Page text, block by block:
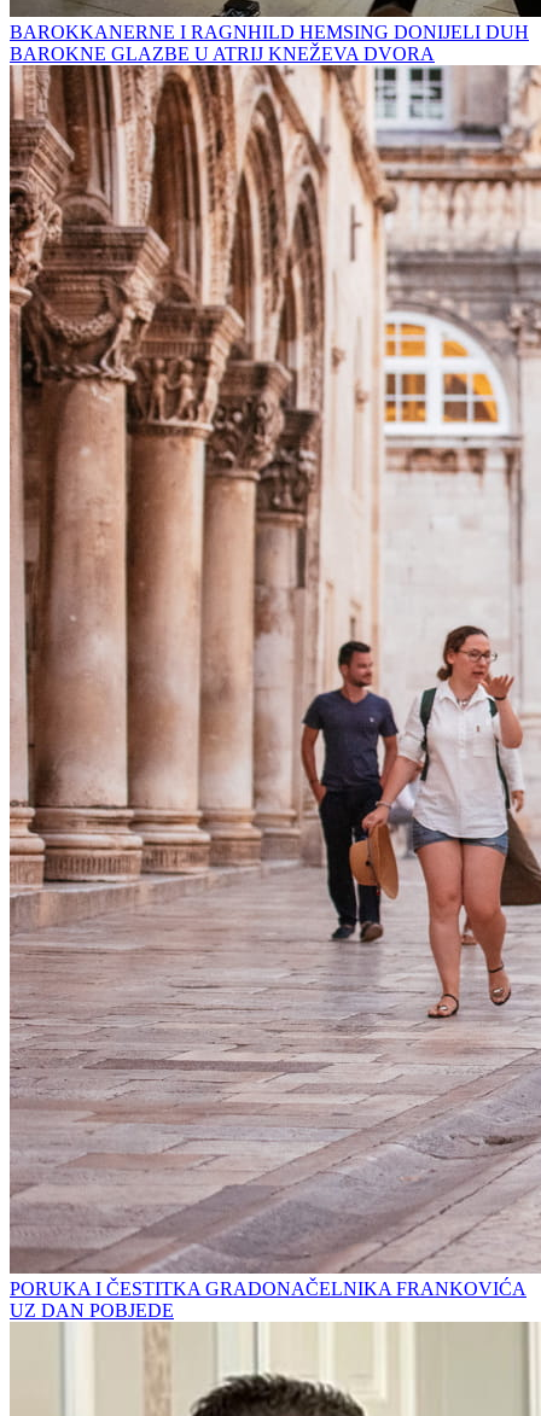
BAROKKANERNE I RAGNHILD HEMSING DONIJELI DUH
BAROKNE GLAZBE U ATRIJ KNEŽEVA DVORA
PORUKA I ČESTITKA GRADONAČELNIKA FRANKOVIĆA
UZ DAN POBJEDE